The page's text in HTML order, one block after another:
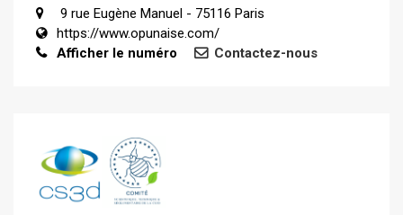
9 rue Eugène Manuel - 75116 Paris
https://www.opunaise.com/
Afficher le numéro
Contactez-nous